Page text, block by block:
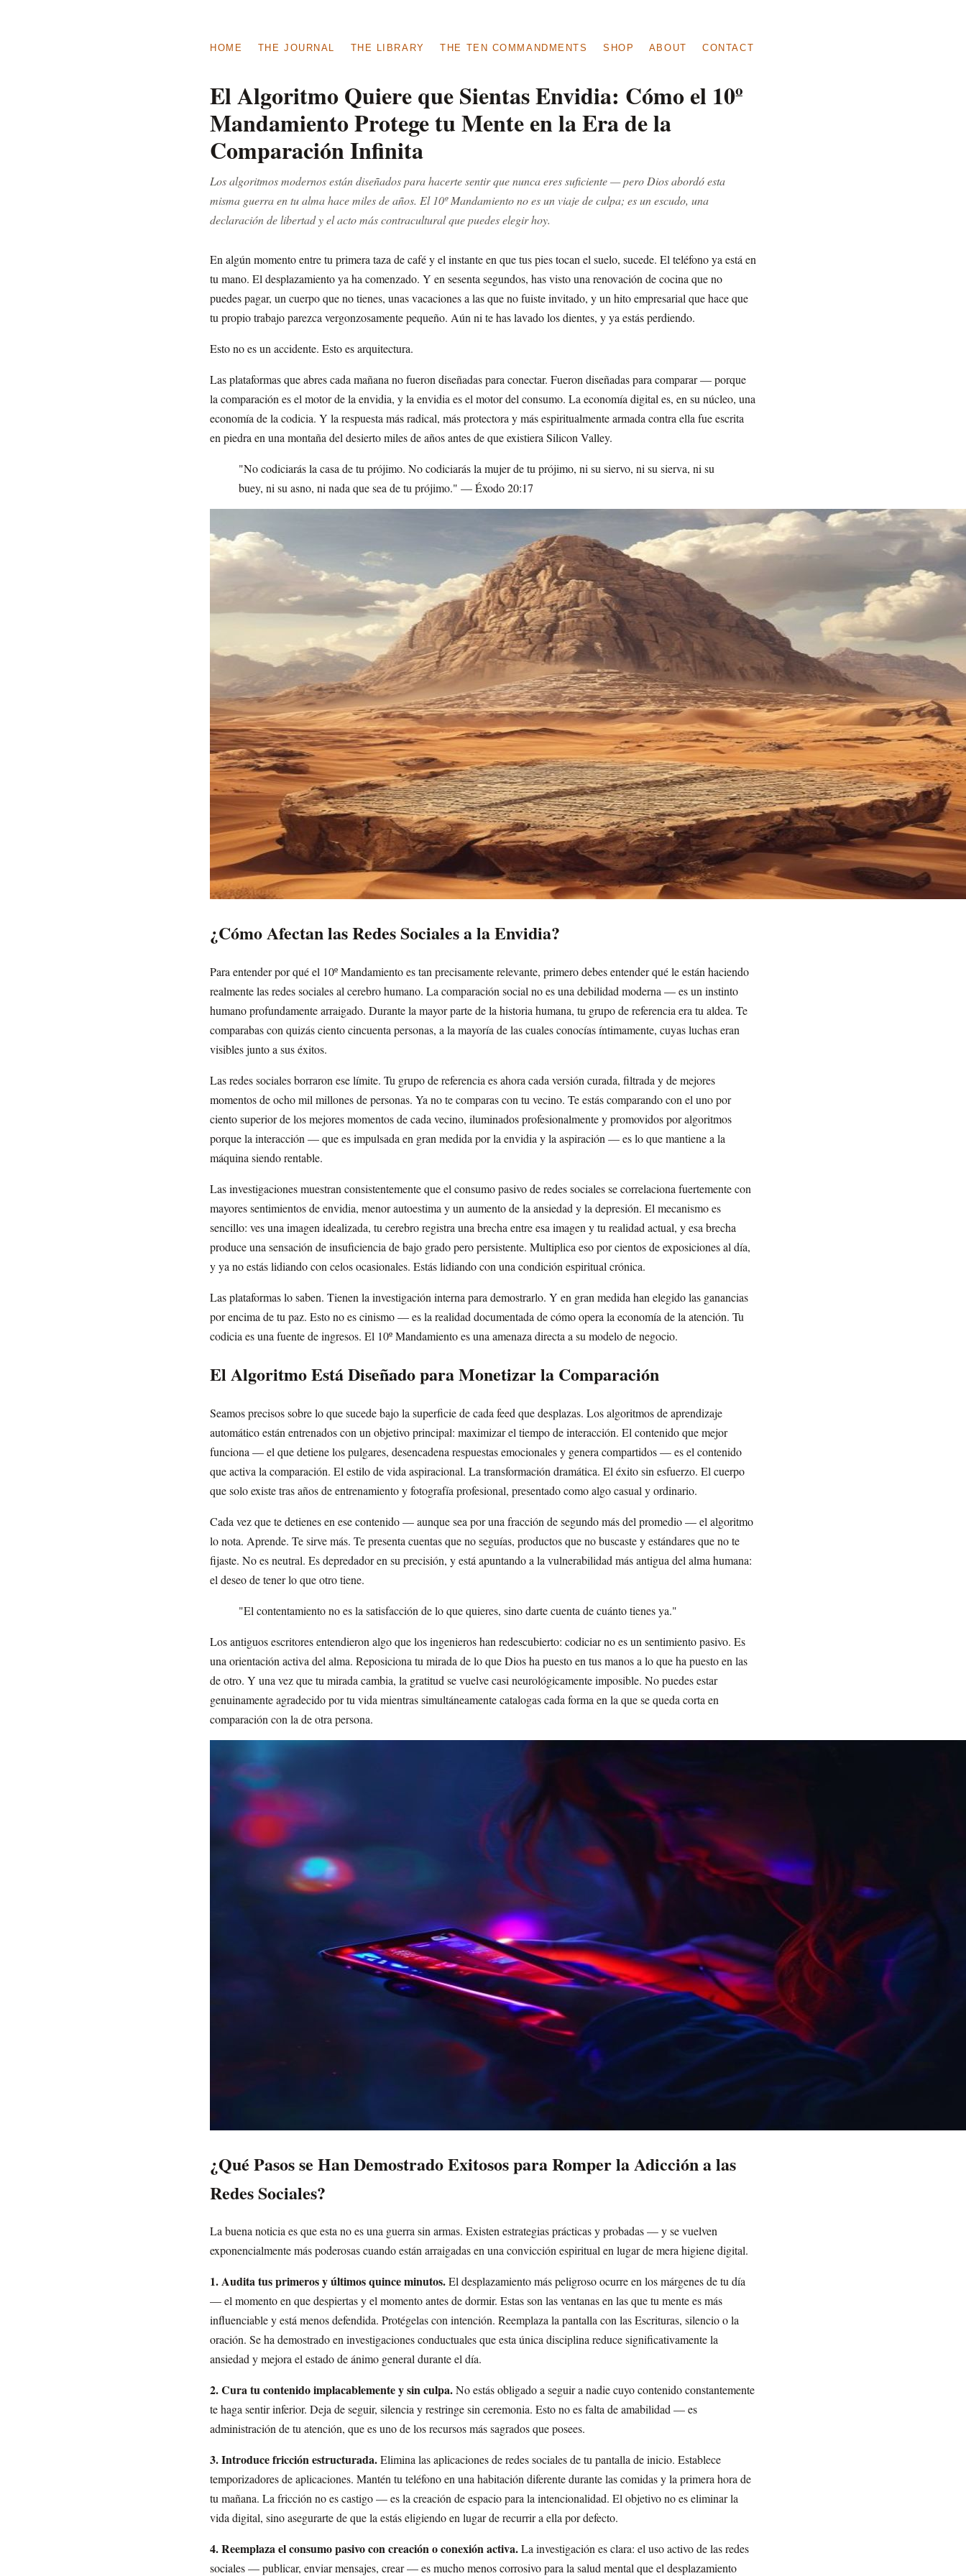
HOME THE JOURNAL THE LIBRARY THE TEN COMMANDMENTS SHOP ABOUT CONTACT
El Algoritmo Quiere que Sientas Envidia: Cómo el 10º
Mandamiento Protege tu Mente en la Era de la
Comparación Infinita
Los algoritmos modernos están diseñados para hacerte sentir que nunca eres suficiente — pero Dios abordó esta
misma guerra en tu alma hace miles de años. El 10º Mandamiento no es un viaje de culpa; es un escudo, una
declaración de libertad y el acto más contracultural que puedes elegir hoy.
En algún momento entre tu primera taza de café y el instante en que tus pies tocan el suelo, sucede. El teléfono ya está en
tu mano. El desplazamiento ya ha comenzado. Y en sesenta segundos, has visto una renovación de cocina que no
puedes pagar, un cuerpo que no tienes, unas vacaciones a las que no fuiste invitado, y un hito empresarial que hace que
tu propio trabajo parezca vergonzosamente pequeño. Aún ni te has lavado los dientes, y ya estás perdiendo.
Esto no es un accidente. Esto es arquitectura.
Las plataformas que abres cada mañana no fueron diseñadas para conectar. Fueron diseñadas para comparar — porque
la comparación es el motor de la envidia, y la envidia es el motor del consumo. La economía digital es, en su núcleo, una
economía de la codicia. Y la respuesta más radical, más protectora y más espiritualmente armada contra ella fue escrita
en piedra en una montaña del desierto miles de años antes de que existiera Silicon Valley.
"No codiciarás la casa de tu prójimo. No codiciarás la mujer de tu prójimo, ni su siervo, ni su sierva, ni su
buey, ni su asno, ni nada que sea de tu prójimo." — Éxodo 20:17
¿Cómo Afectan las Redes Sociales a la Envidia?
Para entender por qué el 10º Mandamiento es tan precisamente relevante, primero debes entender qué le están haciendo
realmente las redes sociales al cerebro humano. La comparación social no es una debilidad moderna — es un instinto
humano profundamente arraigado. Durante la mayor parte de la historia humana, tu grupo de referencia era tu aldea. Te
comparabas con quizás ciento cincuenta personas, a la mayoría de las cuales conocías íntimamente, cuyas luchas eran
visibles junto a sus éxitos.
Las redes sociales borraron ese límite. Tu grupo de referencia es ahora cada versión curada, filtrada y de mejores
momentos de ocho mil millones de personas. Ya no te comparas con tu vecino. Te estás comparando con el uno por
ciento superior de los mejores momentos de cada vecino, iluminados profesionalmente y promovidos por algoritmos
porque la interacción — que es impulsada en gran medida por la envidia y la aspiración — es lo que mantiene a la
máquina siendo rentable.
Las investigaciones muestran consistentemente que el consumo pasivo de redes sociales se correlaciona fuertemente con
mayores sentimientos de envidia, menor autoestima y un aumento de la ansiedad y la depresión. El mecanismo es
sencillo: ves una imagen idealizada, tu cerebro registra una brecha entre esa imagen y tu realidad actual, y esa brecha
produce una sensación de insuficiencia de bajo grado pero persistente. Multiplica eso por cientos de exposiciones al día,
y ya no estás lidiando con celos ocasionales. Estás lidiando con una condición espiritual crónica.
Las plataformas lo saben. Tienen la investigación interna para demostrarlo. Y en gran medida han elegido las ganancias
por encima de tu paz. Esto no es cinismo — es la realidad documentada de cómo opera la economía de la atención. Tu
codicia es una fuente de ingresos. El 10º Mandamiento es una amenaza directa a su modelo de negocio.
El Algoritmo Está Diseñado para Monetizar la Comparación
Seamos precisos sobre lo que sucede bajo la superficie de cada feed que desplazas. Los algoritmos de aprendizaje
automático están entrenados con un objetivo principal: maximizar el tiempo de interacción. El contenido que mejor
funciona — el que detiene los pulgares, desencadena respuestas emocionales y genera compartidos — es el contenido
que activa la comparación. El estilo de vida aspiracional. La transformación dramática. El éxito sin esfuerzo. El cuerpo
que solo existe tras años de entrenamiento y fotografía profesional, presentado como algo casual y ordinario.
Cada vez que te detienes en ese contenido — aunque sea por una fracción de segundo más del promedio — el algoritmo
lo nota. Aprende. Te sirve más. Te presenta cuentas que no seguías, productos que no buscaste y estándares que no te
fijaste. No es neutral. Es depredador en su precisión, y está apuntando a la vulnerabilidad más antigua del alma humana:
el deseo de tener lo que otro tiene.
"El contentamiento no es la satisfacción de lo que quieres, sino darte cuenta de cuánto tienes ya."
Los antiguos escritores entendieron algo que los ingenieros han redescubierto: codiciar no es un sentimiento pasivo. Es
una orientación activa del alma. Reposiciona tu mirada de lo que Dios ha puesto en tus manos a lo que ha puesto en las
de otro. Y una vez que tu mirada cambia, la gratitud se vuelve casi neurológicamente imposible. No puedes estar
genuinamente agradecido por tu vida mientras simultáneamente catalogas cada forma en la que se queda corta en
comparación con la de otra persona.
¿Qué Pasos se Han Demostrado Exitosos para Romper la Adicción a las
Redes Sociales?
La buena noticia es que esta no es una guerra sin armas. Existen estrategias prácticas y probadas — y se vuelven
exponencialmente más poderosas cuando están arraigadas en una convicción espiritual en lugar de mera higiene digital.
1. Audita tus primeros y últimos quince minutos.El desplazamiento más peligroso ocurre en los márgenes de tu día
— el momento en que despiertas y el momento antes de dormir. Estas son las ventanas en las que tu mente es más
influenciable y está menos defendida. Protégelas con intención. Reemplaza la pantalla con las Escrituras, silencio o la
oración. Se ha demostrado en investigaciones conductuales que esta única disciplina reduce significativamente la
ansiedad y mejora el estado de ánimo general durante el día.
2. Cura tu contenido implacablemente y sin culpa.No estás obligado a seguir a nadie cuyo contenido constantemente
te haga sentir inferior. Deja de seguir, silencia y restringe sin ceremonia. Esto no es falta de amabilidad — es
administración de tu atención, que es uno de los recursos más sagrados que posees.
3. Introduce fricción estructurada.Elimina las aplicaciones de redes sociales de tu pantalla de inicio. Establece
temporizadores de aplicaciones. Mantén tu teléfono en una habitación diferente durante las comidas y la primera hora de
tu mañana. La fricción no es castigo — es la creación de espacio para la intencionalidad. El objetivo no es eliminar la
vida digital, sino asegurarte de que la estás eligiendo en lugar de recurrir a ella por defecto.
4. Reemplaza el consumo pasivo con creación o conexión activa.La investigación es clara: el uso activo de las redes
sociales — publicar, enviar mensajes, crear — es mucho menos corrosivo para la salud mental que el desplazamiento